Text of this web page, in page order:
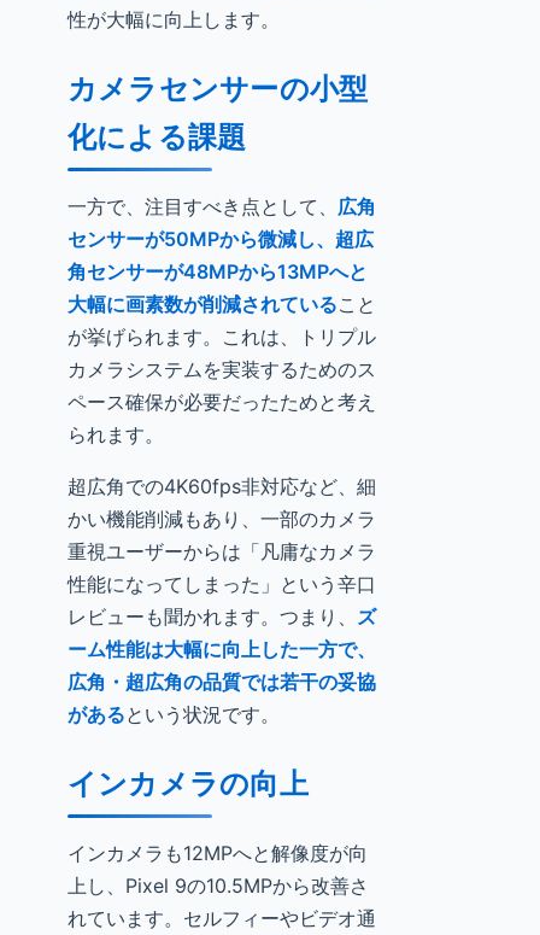
性が大幅に向上します。
カメラセンサーの小型
化による課題
一方で、注目すべき点として、 広角
センサーが50MPから微減し、超広
角センサーが48MPから13MPへと
大幅に画素数が削減されていること
が挙げられます。これは、トリプル
カメラシステムを実装するためのス
ペース確保が必要だったためと考え
られます。
超広角での4K60fps非対応など、細
かい機能削減もあり、一部のカメラ
重視ユーザーからは「凡庸なカメラ
性能になってしまった」という辛口
レビューも聞かれます。つまり、 ズ
ーム性能は大幅に向上した一方で、
広角・超広角の品質では若干の妥協
があるという状況です。
インカメラの向上
インカメラも12MPへと解像度が向
上し、Pixel 9の10.5MPから改善さ
れています。セルフィーやビデオ通